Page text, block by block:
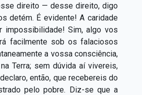
direito — desse direito, digo
detém. É evidente! A caridade
impossibilidade! Sim, algo vos
facilmente sob os falaciosos
a vossa consciência,
Terra; sem dúvida aí vivereis,
então, que recebereis do
pelo pobre. Diz-se que a